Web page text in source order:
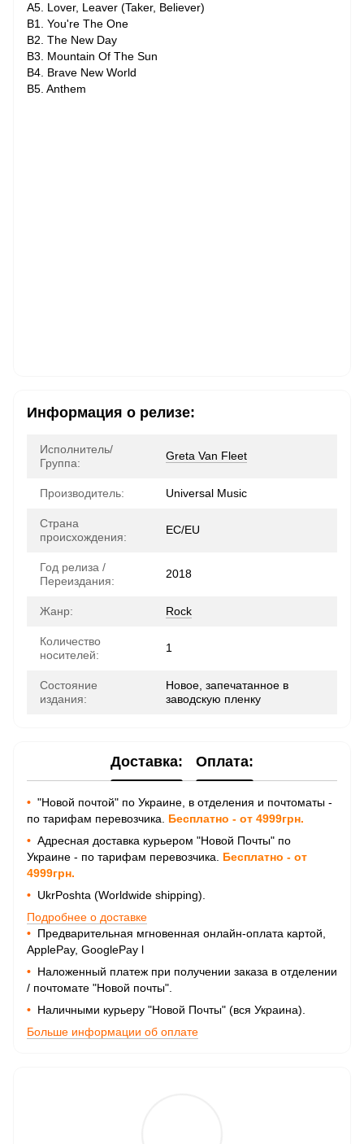
A5. Lover, Leaver (Taker, Believer)
B1. You're The One
B2. The New Day
B3. Mountain Of The Sun
B4. Brave New World
B5. Anthem
Информация о релизе:
Исполнитель/
Группа:
Greta Van Fleet
Производитель: Universal Music
Страна
происхождения:
ЕС/EU
Год релиза /
Переиздания:
2018
Жанр: Rock
Количество
носителей:
1
Состояние
издания:
Новое, запечатанное в
заводскую пленку
Доставка: Оплата:
• "Новой почтой" по Украине, в отделения и почтоматы -
по тарифам перевозчика. Бесплатно - от 4999грн.
• Адресная доставка курьером "Новой Почты" по
Украине - по тарифам перевозчика. Бесплатно - от
4999грн.
• UkrPoshta (Worldwide shipping).
Подробнее о доставке
• Предварительная мгновенная онлайн-оплата картой,
ApplePay, GooglePay l
• Наложенный платеж при получении заказа в отделении
/ почтомате "Новой почты".
• Наличными курьеру "Новой Почты" (вся Украина).
Больше информации об оплате